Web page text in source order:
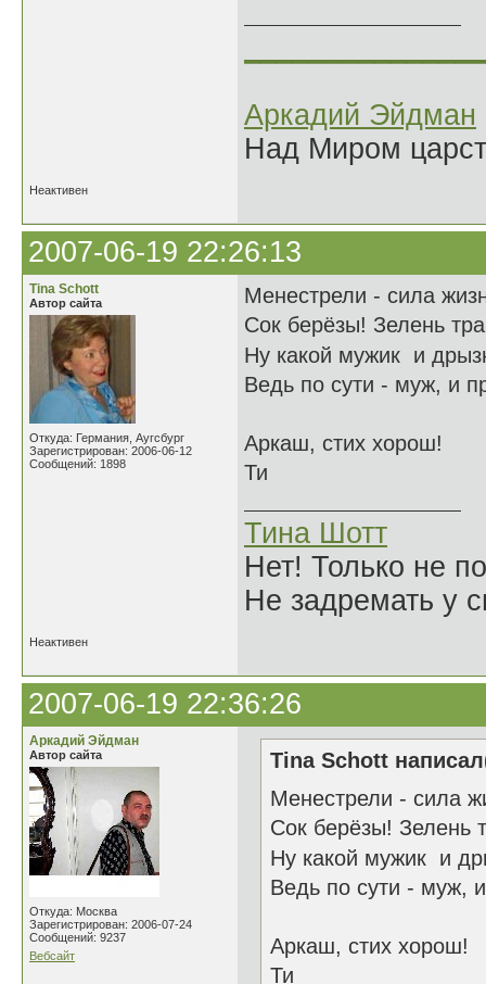
Аркадий Эйдман
Над Миром
Неактивен
2007-06-19 22:26:13
Tina Schott
Автор сайта
Откуда: Германия, Аугсбург
Зарегистрирован: 2006-06-12
Сообщений: 1898
Менестрели - сила
Сок берёзы! Зелень
Ну какой мужик и
Ведь по сути - муж, и
Аркаш, стих хорош!
Ти
Тина Шотт
Нет! Только не
Не задремать у
Неактивен
2007-06-19 22:36:26
Аркадий Эйдман
Автор сайта
Откуда: Москва
Зарегистрирован: 2006-07-24
Сообщений: 9237
Вебсайт
Tina Schott
Менестрели - сила
Сок берёзы! Зелень
Ну какой мужик и
Ведь по сути - муж,
Аркаш, стих хорош!
Ти